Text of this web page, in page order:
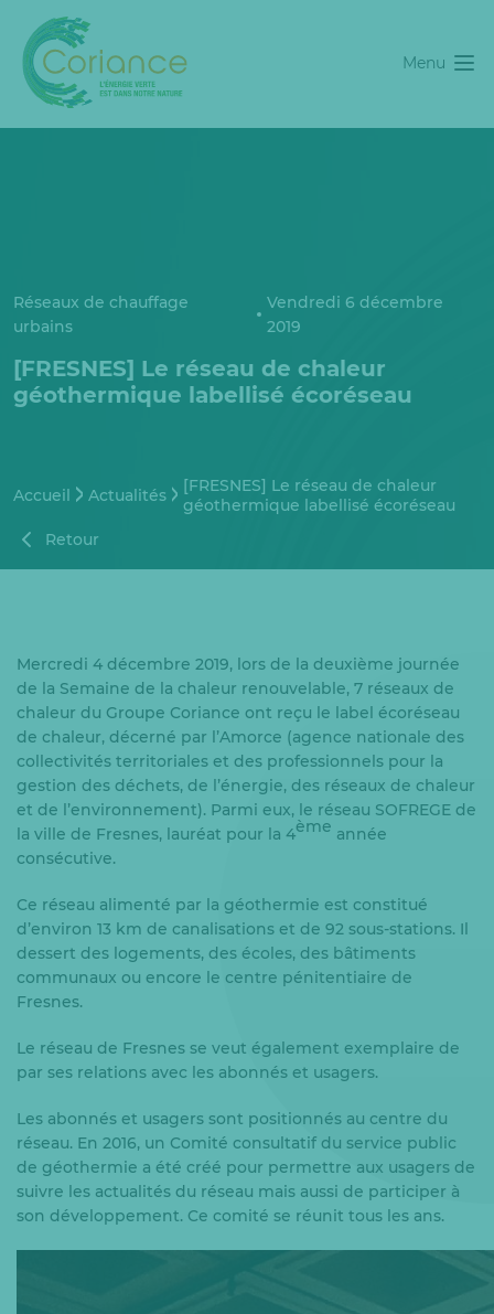
Menu
Réseaux de chauffage
urbains
Vendredi 6 décembre
2019
[FRESNES] Le réseau de chaleur
géothermique labellisé écoréseau
Accueil Actualités
[FRESNES] Le réseau de chaleur
géothermique labellisé écoréseau
Retour
Mercredi 4 décembre 2019, lors de la deuxième journée
de la Semaine de la chaleur renouvelable, 7 réseaux de
chaleur du Groupe Coriance ont reçu le label écoréseau
de chaleur, décerné par l’Amorce (agence nationale des
collectivités territoriales et des professionnels pour la
gestion des déchets, de l’énergie, des réseaux de chaleur
et de l’environnement). Parmi eux, le réseau SOFREGE de
la ville de Fresnes, lauréat pour la 4ème année
consécutive.
Ce réseau alimenté par la géothermie est constitué
d’environ 13 km de canalisations et de 92 sous-stations. Il
dessert des logements, des écoles, des bâtiments
communaux ou encore le centre pénitentiaire de
Fresnes.
Le réseau de Fresnes se veut également exemplaire de
par ses relations avec les abonnés et usagers.
Les abonnés et usagers sont positionnés au centre du
réseau. En 2016, un Comité consultatif du service public
de géothermie a été créé pour permettre aux usagers de
suivre les actualités du réseau mais aussi de participer à
son développement. Ce comité se réunit tous les ans.